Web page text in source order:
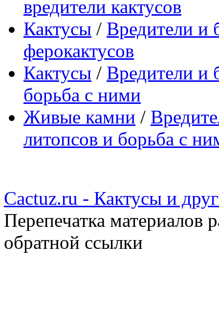
вредители кактусов
Кактусы / Вредители и
ферокактусов
Кактусы / Вредители и
борьба с ними
Живые камни /
литопсов и борьба с
Cactuz.ru - Кактусы и
Перепечатка материалов
обратной ссылки